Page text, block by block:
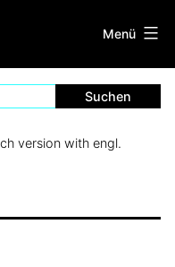
Menü
version with engl.